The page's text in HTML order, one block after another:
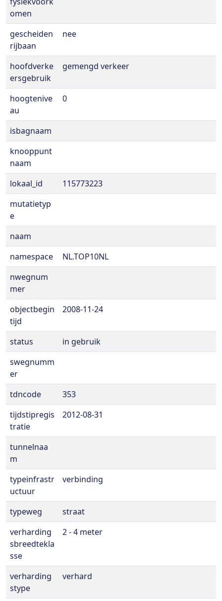
omen
gescheiden
rijbaan
nee
hoofdverke
ersgebruik
gemengd verkeer
hoogtenive
au
0
isbagnaam
knooppunt
naam
lokaal_id
115773223
mutatietyp
e
naam
namespace
NL.TOP10NL
nwegnum
mer
objectbegin
tijd
2008-11-24
status
in gebruik
swegnumm
er
tdncode
353
tijdstipregis
tratie
2012-08-31
tunnelnaa
m
typeinfrastr
uctuur
verbinding
typeweg
straat
verharding
sbreedtekla
sse
2 - 4 meter
verharding
stype
verhard